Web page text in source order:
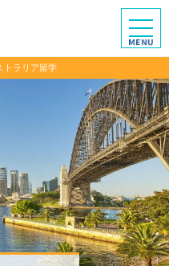
トラリア留学